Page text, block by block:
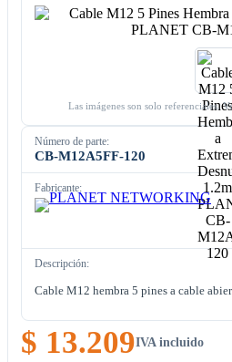
Las imágenes son solo referenciales.
Número de parte:
CB-M12A5FF-120
Fabricante:
Descripción:
Cable M12 hembra 5 pines a cable
$ 13.209IVA incluido